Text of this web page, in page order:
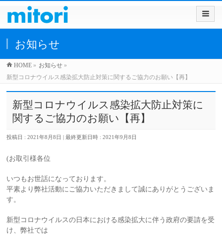
お知らせ
HOME » お知らせ »
新型コロナウイルス感染拡大防止対策に関するご協力のお願い【再】
新型コロナウイルス感染拡大防止対策に
関するご協力のお願い【再】
投稿日 : 2021年8月8日 最終更新日時 : 2021年9月8日
(お取引様各位
いつもお世話になっております。
平素より弊社活動にご協力いただきまして誠にありがとうございま
す。
新型コロナウイルスの日本における感染拡大に伴う政府の要請を受
け、弊社では